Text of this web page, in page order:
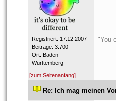
Registriert: 17.12.2007
Beiträge: 3.700
Ort: Baden-
Württemberg
"You
[zum Seitenanfang]
Re: Ich mag meinen